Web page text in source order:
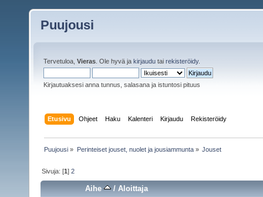
Puujousi
Tervetuloa, Vieras . Ole hyvä ja kirjaudu tai rekisteröidy.
Kirjautuaksesi anna tunnus, salasana ja istuntosi pituus
Etusivu Ohjeet Haku Kalenteri Kirjaudu Rekisteröidy
Puujousi » Perinteiset jouset, nuolet ja jousiammunta» Jouset
Sivuja: [1]2
Aihe /Aloittaja